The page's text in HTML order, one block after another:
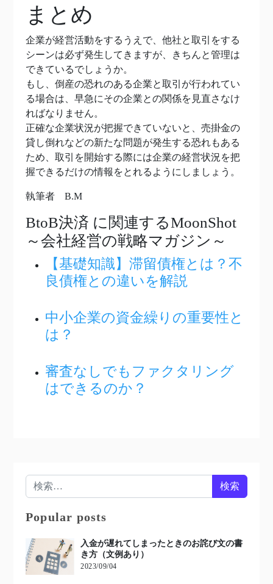
まとめ
企業が経営活動をするうえで、他社と取引をする
シーンは必ず発生してきますが、きちんと管理は
できているでしょうか。
もし、倒産の恐れのある企業と取引が行われてい
る場合は、早急にその企業との関係を見直さなけ
ればなりません。
正確な企業状況が把握できていないと、売掛金の
貸し倒れなどの新たな問題が発生する恐れもある
ため、取引を開始する際には企業の経営状況を把
握できるだけの情報をとれるようにしましょう。
執筆者 B.M
BtoB決済 に関連するMoonShot
～会社経営の戦略マガジン～
【基礎知識】滞留債権とは？不
良債権との違いを解説
中小企業の資金繰りの重要性と
は？
審査なしでもファクタリング
はできるのか？
検索:
Popular posts
入金が遅れてしまったときのお詫び文の書
き方（文例あり）
2023/09/04